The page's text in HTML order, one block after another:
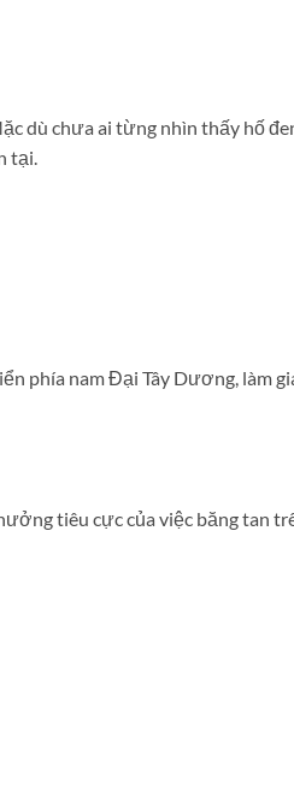
dù chưa ai từng nhìn thấy hố
tại.
phía nam Đại Tây Dương, làm
tiêu cực của việc băng tan